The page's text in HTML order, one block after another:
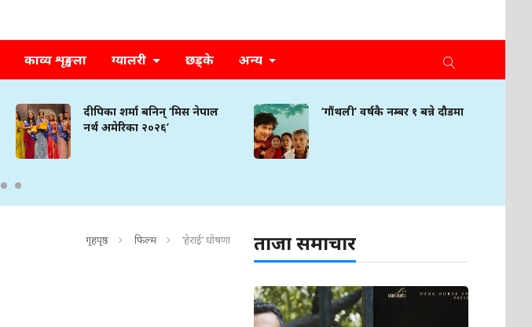
काव्य शृङ्खला ग्यालरी छड्के अन्य
दीपिका शर्मा बनिन् ‘मिस नेपाल
नर्थ अमेरिका २०२६’
‘गौंथली’ वर्षकै नम्बर १ बन्ने दौडमा
गृहपृष्ठ फिल्म ‘हेराई’ घोषणा ताजा समाचार